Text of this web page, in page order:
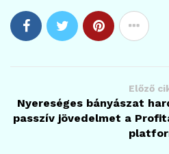
Előző
Nyereséges bányászat
passzív jövedelmet a